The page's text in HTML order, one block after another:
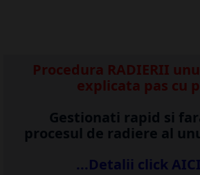
Procedura RADIERII
explicata pas cu
Gestionati rapid si
procesul de radiere al
...Detalii click